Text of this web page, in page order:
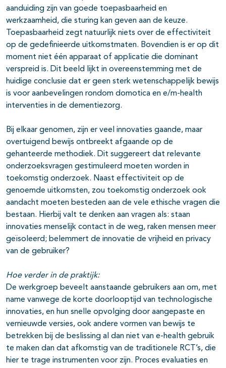
aanduiding zijn van goede toepasbaarheid en
werkzaamheid, die sturing kan geven aan de keuze.
Toepasbaarheid zegt natuurlijk niets over de effectiviteit
op de gedefinieerde uitkomstmaten. Bovendien is er op dit
moment niet één apparaat of applicatie die dominant
verspreid is. Dit beeld lijkt in overeenstemming met de
huidige conclusie dat er geen sterk wetenschappelijk bewijs
is voor aanbevelingen rondom domotica en e/m-health
interventies in de dementiezorg.
Bij elkaar genomen, zijn er veel innovaties gaande, maar
overtuigend bewijs ontbreekt afgaande op de
gehanteerde methodiek. Dit suggereert dat relevante
onderzoeksvragen gestimuleerd moeten worden in
toekomstig onderzoek. Naast effectiviteit op de
genoemde uitkomsten, zou toekomstig onderzoek ook
aandacht moeten besteden aan de vele ethische vragen die
bestaan. Hierbij valt te denken aan vragen als: staan
innovaties menselijk contact in de weg, raken mensen meer
geïsoleerd; belemmert de innovatie de vrijheid en privacy
van de gebruiker?
Hoe verder in de praktijk:
De werkgroep beveelt aanstaande gebruikers aan om, met
name vanwege de korte doorlooptijd van technologische
innovaties, en hun snelle opvolging door aangepaste en
vernieuwde versies, ook andere vormen van bewijs te
betrekken bij de beslissing al dan niet van e-health gebruik
te maken dan dat afkomstig van de traditionele RCT’s, die
hier te trage instrumenten voor zijn. Proces evaluaties en